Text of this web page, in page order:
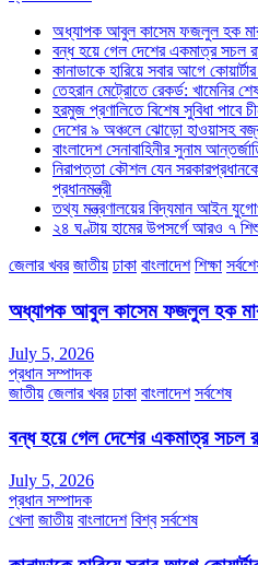
অধ্যাপক আবুল কাসেম ফজলুল হক
বন্ধ হয়ে গেল দেশের একমাত্র সচল
কানাডাকে হারিয়ে সবার আগে
তেহরান মেট্রোতে রেকর্ড: খামেনির
হরমুজ প্রণালিতে বিশেষ সুবিধা পাবে
দেশের ৯ অঞ্চলে ঝোড়ো হাওয়াসহ
বাংলাদেশ সেনাবাহিনীর সুনাম
নিরাপত্তা কৌশল যেন
প্রধানমন্ত্রী
তথ্য মন্ত্রণালয়ের বিদ্যমান আইন
২৪ ঘণ্টায় হামের উপসর্গে আরও ৭
জেলার খবর জাতীয় ঢাকা বাংলাদেশ শিক্ষা
অধ্যাপক আবুল কাসেম ফজলুল হক
July 5, 2026
প্রধান সম্পাদক
জাতীয় জেলার খবর ঢাকা বাংলাদেশ সর্বশেষ
বন্ধ হয়ে গেল দেশের একমাত্র সচল
July 5, 2026
প্রধান সম্পাদক
খেলা জাতীয় বাংলাদেশ বিশ্ব সর্বশেষ